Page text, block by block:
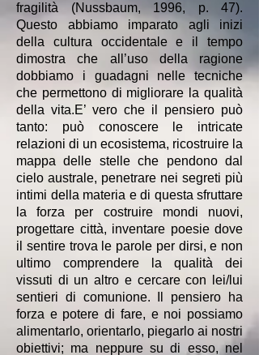
fragilità (Nussbaum, 1996, p. 47).
Questo abbiamo imparato agli inizi
della cultura occidentale e il tempo
dimostra che all’uso della ragione
dobbiamo i guadagni nelle tecniche
che permettono di migliorare la qualità
della vita.E’ vero che il pensiero può
tanto: può conoscere le intricate
relazioni di un ecosistema, ricostruire la
mappa delle stelle che pendono dal
cielo australe, penetrare nei segreti più
intimi della materia e di questa sfruttare
la forza per costruire mondi nuovi,
progettare città, inventare poesie dove
il sentire trova le parole per dirsi, e non
ultimo comprendere la qualità dei
vissuti di un altro e cercare con lei/lui
sentieri di comunione. Il pensiero ha
forza e potere di fare, e noi possiamo
alimentarlo, orientarlo, piegarlo ai nostri
obiettivi; ma neppure su di esso, nel